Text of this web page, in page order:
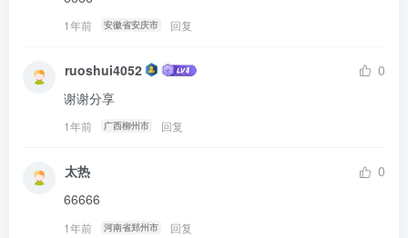
1年前 安徽省安庆市 回复
ruoshui4052
0
谢谢分享
1年前 广西柳州市 回复
太热
0
66666
1年前 河南省郑州市 回复